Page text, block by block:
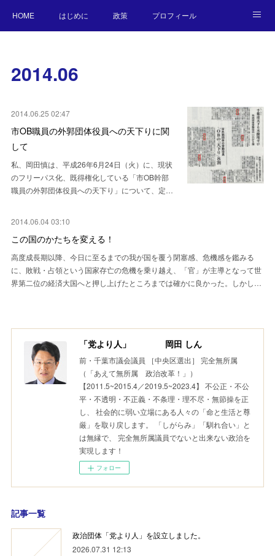
HOME はじめに 政策 プロフィール
2014.06
2014.06.25 02:47
市OB職員の外郭団体役員への天下りに関
して
私、岡田慎は、平成26年6月24日（火）に、現状
のフリーパス化、既得権化している「市OB幹部
職員の外郭団体役員への天下り」について、定…
2014.06.04 03:10
この国のかたちを変える！
高度成長期以降、今日に至るまでの我が国を覆う閉塞感、危機感を鑑みる
に、敗戦・占領という国家存亡の危機を乗り越え、「官」が主導となって世
界第二位の経済大国へと押し上げたところまでは確かに良かった。しかし…
「党より人」 岡田 しん
前・千葉市議会議員 ［中央区選出］ 完全無所属
（「あえて無所属 政治改革！」）
【2011.5~2015.4／2019.5~2023.4】 不公正・不公
平・不透明・不正義・不条理・理不尽・無節操を正
し、 社会的に弱い立場にある人々の「命と生活と尊
厳」を取り戻します。 「しがらみ」「馴れ合い」と
は無縁で、 完全無所属議員でないと出来ない政治を
実現します！
フォロー
記事一覧
政治団体「党より人」を設立しました。
2026.07.31 12:13